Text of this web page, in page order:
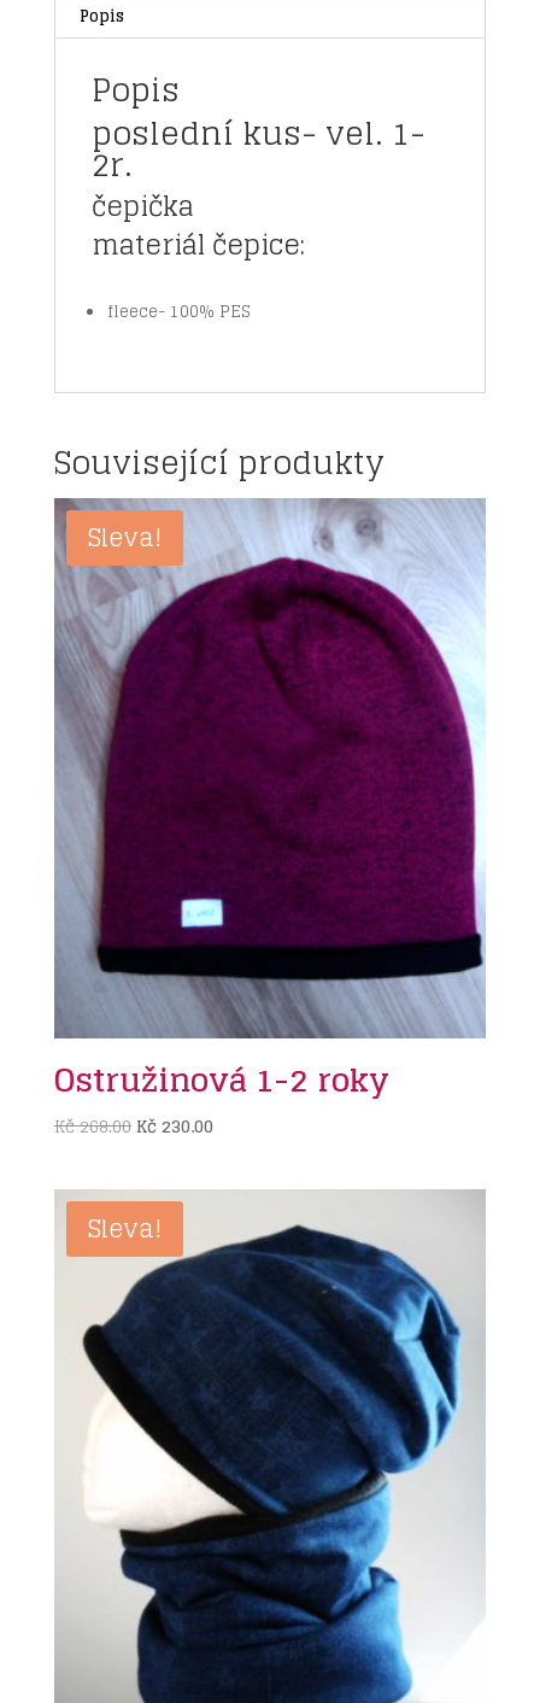
Popis
Popis
poslední kus- vel. 1-
2r.
čepička
materiál čepice:
fleece- 100% PES
Související produkty
Sleva!
Ostružinová 1-2 roky
Kč268.00 Původní
Kč 268.00.
Kč 230.00Aktuální
Sleva!